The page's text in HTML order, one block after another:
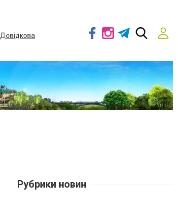
Довідкова
Рубрики новин